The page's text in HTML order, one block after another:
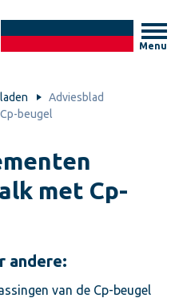
Menu
Adviesblad
beugel
met Cp-
andere:
van de Cp-beugel